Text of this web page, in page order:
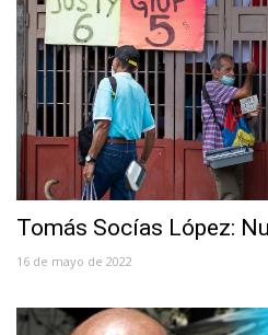
Tomás Socías López:
16 de mayo de 2022